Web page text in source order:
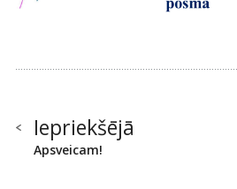
Iepriekšējā
Apsveicam!